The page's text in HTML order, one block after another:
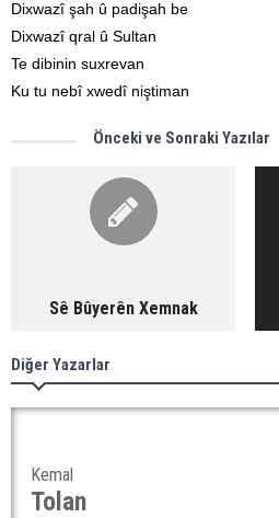
Dixwazî şah û padişah be
Dixwazî qral û Sultan
Te dibinin suxrevan
Ku tu nebî xwedî niştiman
Önceki ve Sonraki Yazılar
Sê Bûyerên Xemnak
Diğer Yazarlar
Kemal
Tolan